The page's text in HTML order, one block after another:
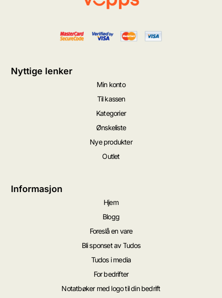
Nyttige lenker
Min konto
Til kassen
Kategorier
Ønskeliste
Nye produkter
Outlet
Informasjon
Hjem
Blogg
Foreslå en vare
Bli sponset av Tudos
Tudos i media
For bedrifter
Notatbøker med logo til din bedrift